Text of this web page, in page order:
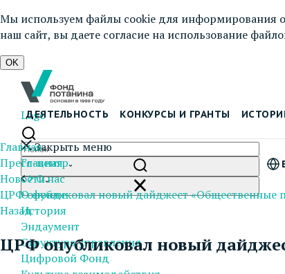
Мы используем файлы cookie для информирования
наш сайт, вы даете согласие на использование
OK
Logo
ДЕЯТЕЛЬНОСТЬ КОНКУРСЫ И ГРАНТЫ
Закрыть меню
Главная
О нас
О фонде
История
Эндаумент
Структура управления
Цифровой Фонд
Главная
Пресс-центр
Новости
ЦРФ опубликовал новый дайджест «Общественные
Назад
ЦРФ опубликовал новый